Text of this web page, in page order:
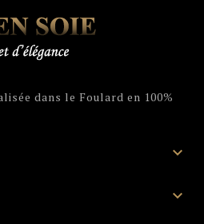
dans le Foulard en 100%

